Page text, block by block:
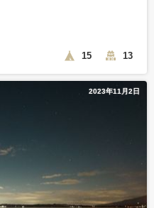
15 13
2023年11月2日